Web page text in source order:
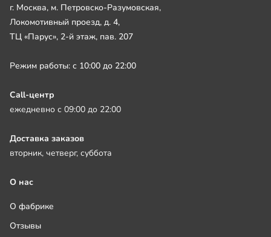
г. Москва, м. Петровско-Разумовская,
Локомотивный проезд, д. 4,
ТЦ «Парус», 2-й этаж, пав. 207
Режим работы: с 10:00 до 22:00
Call-центр
ежедневно с 09:00 до 22:00
Доставка заказов
вторник, четверг, суббота
О нас
О фабрике
Отзывы